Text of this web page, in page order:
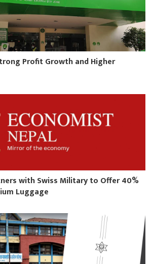
Profit Growth and Higher
with Swiss Military to Offer 40%
Luggage